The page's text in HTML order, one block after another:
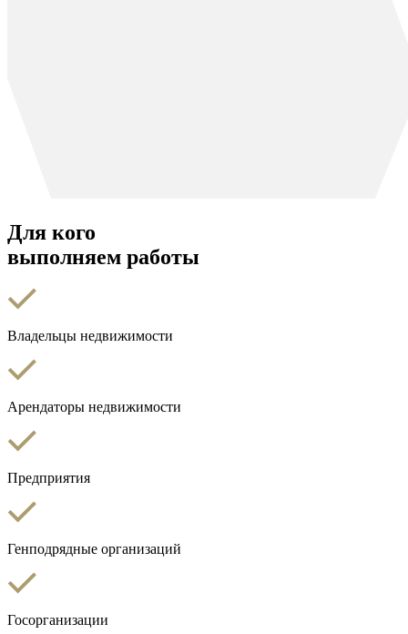
Для кого
выполняем работы
Владельцы недвижимости
Арендаторы недвижимости
Предприятия
Генподрядные организаций
Госорганизации